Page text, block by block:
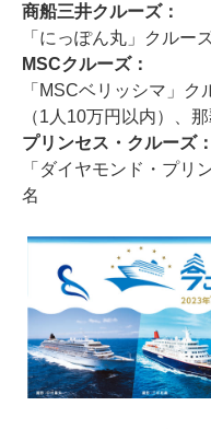
商船三井クルーズ：
「にっぽん丸」クルー
MSCクルーズ：
「MSCベリッシマ」
（1人10万円以内）、
プリンセス・クルーズ：
「ダイヤモンド・プリ
名